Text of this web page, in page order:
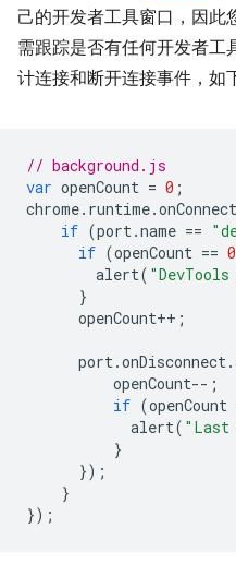
己的开发者工具窗口，因此
需跟踪是否有任何开发者工
计连接和断开连接事件，如
// background.js
var openCount = 0 ;
chrome. runtime.onConnect
if (port.name ==
if (openCount == 0
alert(
}
openCount++ ;
port.onDisconnect.
openCount-- ;
if (openCount
alert( "Last
}
});
}
});